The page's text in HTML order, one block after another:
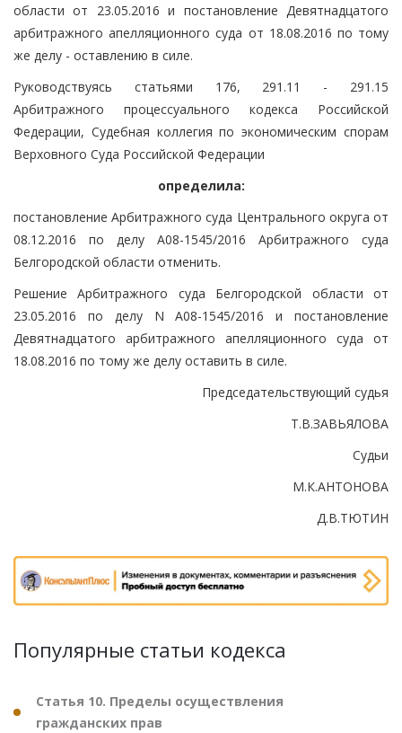
области от 23.05.2016 и постановление Девятнадцатого
арбитражного апелляционного суда от 18.08.2016 по тому
же делу - оставлению в силе.
Руководствуясь статьями 176, 291.11 - 291.15
Арбитражного процессуального кодекса Российской
Федерации, Судебная коллегия по экономическим спорам
Верховного Суда Российской Федерации
определила:
постановление Арбитражного суда Центрального округа от
08.12.2016 по делу А08-1545/2016 Арбитражного суда
Белгородской области отменить.
Решение Арбитражного суда Белгородской области от
23.05.2016 по делу N А08-1545/2016 и постановление
Девятнадцатого арбитражного апелляционного суда от
18.08.2016 по тому же делу оставить в силе.
Председательствующий судья
Т.В.ЗАВЬЯЛОВА
Судьи
М.К.АНТОНОВА
Д.В.ТЮТИН
Популярные статьи кодекса
Статья 10. Пределы осуществления
гражданских прав